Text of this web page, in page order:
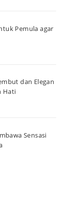
Pemula agar
dan Elegan
Hati
Sensasi